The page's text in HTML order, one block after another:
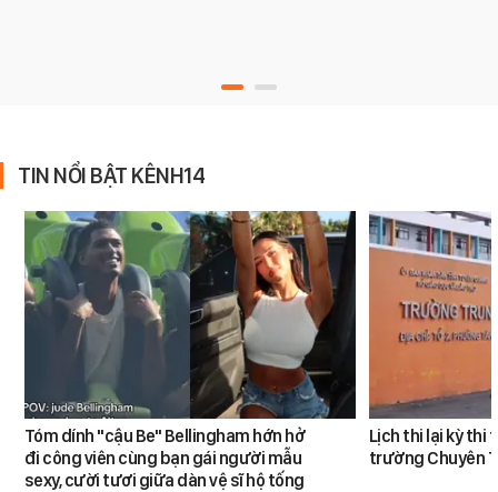
TIN NỔI BẬT KÊNH14
Tóm dính "cậu Be" Bellingham hớn hở
đi công viên cùng bạn gái người mẫu
sexy, cười tươi giữa dàn vệ sĩ hộ tống
Lịch thi lại kỳ thi
trường Chuyên